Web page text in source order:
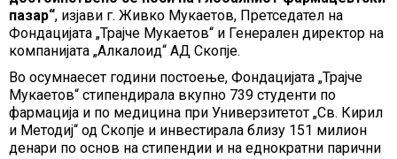
пазар“, изјави г. Живко Мукаетов, Претседател на
Фондацијата „Трајче Мукаетов“ и Генерален директор на
компанијата „Алкалоид“ АД Скопје.
Во осумнаесет години постоење, Фондацијата „Трајче
Мукаетов“ стипендирала вкупно 739 студенти по
фармација и по медицина при Универзитетот „Св. Кирил
и Методиј“ од Скопје и инвестирала близу 151 милион
денари по основ на стипендии и на еднократни парични